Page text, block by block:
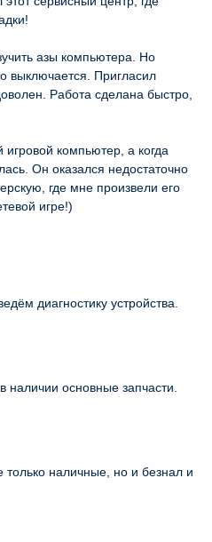
азы компьютера. Но
выключается. Пригласил
Работа сделана быстро,
компьютер, а когда
Он оказался недостаточно
где мне произвели его
игре!)
диагностику устройства.
наличии основные запчасти.
наличные, но и безнал и